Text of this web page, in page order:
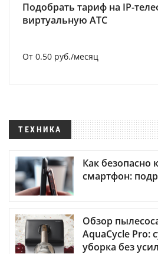
Подобрать тариф на IP-
виртуальную АТС
От 0.50 руб./месяц
ТЕХНИКА
Как безопасно
смартфон:
Обзор
AquaCycle Pro:
уборка без